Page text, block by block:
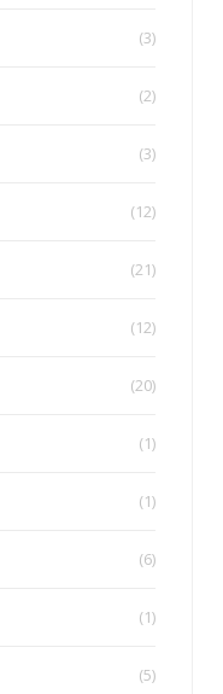
(3)
(2)
(3)
(12)
(21)
(12)
(20)
(1)
(1)
(6)
(1)
(5)